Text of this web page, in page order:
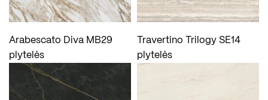
Arabescato Diva MB29
plytelės
Travertino Trilogy SE14
plytelės